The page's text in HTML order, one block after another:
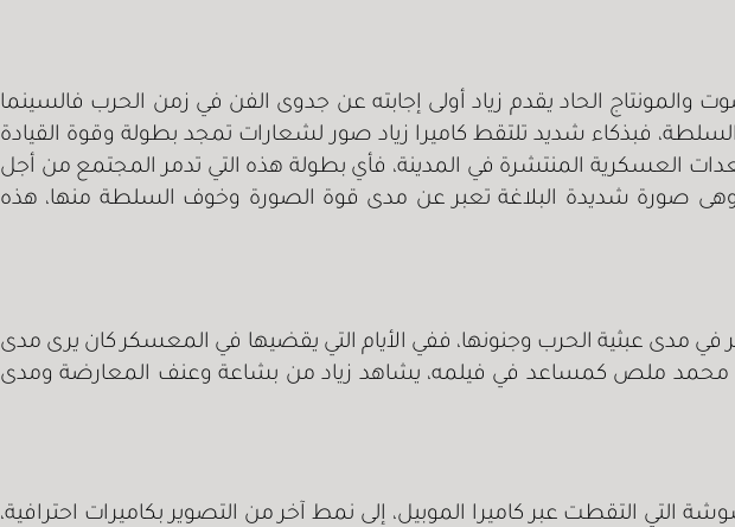
الحاد يقدم زياد أولى إجابته عن جدوى الفن في زمن الحرب فالسينما
فبذكاء شديد تلتقط كاميرا زياد صور لشعارات تمجد بطولة وقوة القيادة
العسكرية المنتشرة في المدينة، فأي بطولة هذه التي تدمر المجتمع من أجل
وهى صورة شديدة البلاغة تعبر عن مدى قوة الصورة وخوف السلطة منها، هذه
في مدى عبثية الحرب وجنونها، ففي الأيام التي يقضيها في المعسكر كان يرى مدى
محمد ملص كمساعد في فيلمه، يشاهد زياد من بشاعة وعنف المعارضة ومدى
التقطت عبر كاميرا الموبيل، إلى نمط آخر من التصوير بكاميرات احترافية،